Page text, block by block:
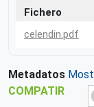
Fichero
celendin.pdf
Metadatos
COMPATIR